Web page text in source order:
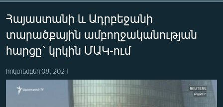
հիմնական
մենյուին
ԸՆՏՐՈՒԹՅՈՒՆՆԵՐ 2026
ԻՐԱՎՈՒՆՔ
ՏՆՏԵՍՈՒԹՅՈՒՆ
ՂԱՐԱԲԱՂ
Հայաստանի և Ադրբեջանի
տարածքային ամբողջականության
հարցը` կրկին ՄԱԿ-ում
հոկտեմբեր 08, 2021